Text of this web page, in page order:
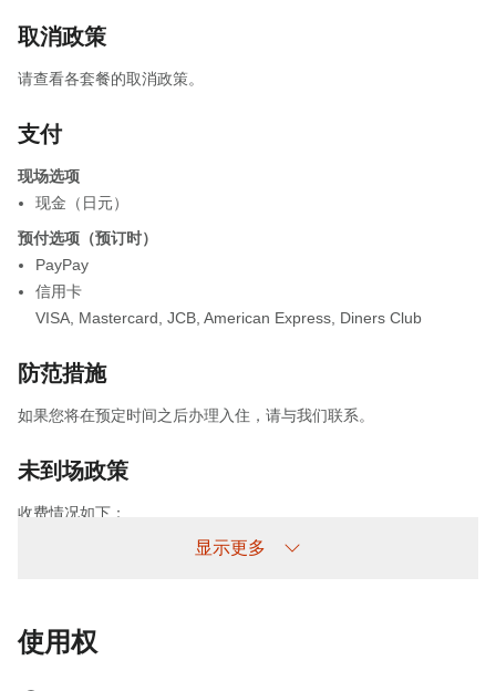
取消政策
请查看各套餐的取消政策。
支付
现场选项
现金（日元）
预付选项（预订时）
PayPay
信用卡
VISA Mastercard JCB American Express Diners Club
防范措施
如果您将在预定时间之后办理入住，请与我们联系。
未到场政策
收费情况如下：
未提前取消/未入住：收取100%住宿费
显示更多
使用权